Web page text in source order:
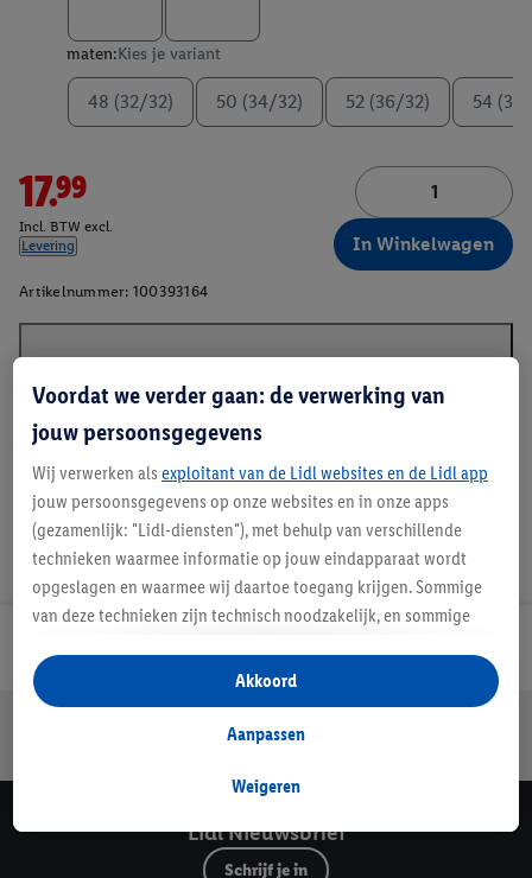
maten:Kies je variant
48 (32/32) 50 (34/32) 52 (36/32) 54
17.99
Incl. BTW excl.
Levering
In Winkelwagen
Artikelnummer: 100393164
Veilig winkelen
Lidl Nieuwsbrief
Schrijf je in
Voordat we verder gaan: de verwerking van
jouw persoonsgegevens
Wij verwerken als exploitant van de Lidl websites en de Lidl app
jouw persoonsgegevens op onze websites en in onze apps
(gezamenlijk: "Lidl-diensten"), met behulp van verschillende
technieken waarmee informatie op jouw eindapparaat wordt
opgeslagen en waarmee wij daartoe toegang krijgen. Sommige
van deze technieken zijn technisch noodzakelijk, en sommige
opslaan van voorkeursinstellingen, het verzamelen en
analyseren van statistieken of voor het tonen van
gepersonaliseerde reclame binnen en buiten de Lidl-diensten.
gegevens over jouw aankoopgedrag in de winkel ook voor de
Als je hier toestemming geeft aan ons voor het personaliseren
van reclame en als je vervolgens een Lidl Plus-account
Weigeren
Aanpassen
Akkoord